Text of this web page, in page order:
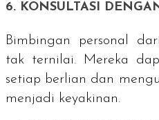
6. KONSULTASI
Bimbingan personal
tak ternilai. Mereka
setiap berlian dan
menjadi keyakinan.